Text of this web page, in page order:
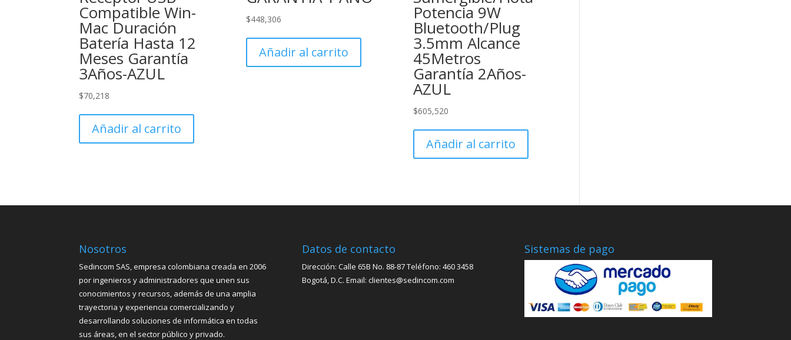
Compatible Win-
Mac Duración
Batería Hasta 12
Meses Garantía
3Años-AZUL
$70,218
Añadir al carrito
$448,306
Añadir al carrito
Potencia 9W
Bluetooth/Plug
3.5mm Alcance
45Metros
Garantía 2Años-
AZUL
$605,520
Añadir al carrito
Nosotros
Sedincom SAS, empresa colombiana creada en 2006
por ingenieros y administradores que unen sus
conocimientos y recursos, además de una amplia
trayectoria y experiencia comercializando y
desarrollando soluciones de informática en todas
sus áreas, en el sector público y privado.
Datos de contacto
Dirección: Calle 65B No. 88-87 Teléfono: 460 3458
Bogotá, D.C. Email: clientes@sedincom.com
Sistemas de pago